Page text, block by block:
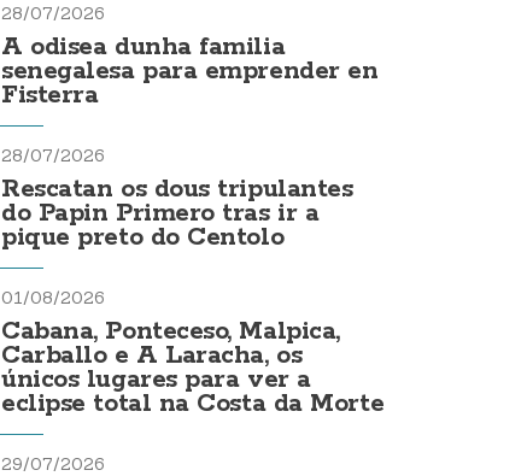
28/07/2026
A odisea dunha familia
senegalesa para emprender en
Fisterra
28/07/2026
Rescatan os dous tripulantes
do Papin Primero tras ir a
pique preto do Centolo
01/08/2026
Cabana, Ponteceso, Malpica,
Carballo e A Laracha, os
únicos lugares para ver a
eclipse total na Costa da Morte
29/07/2026